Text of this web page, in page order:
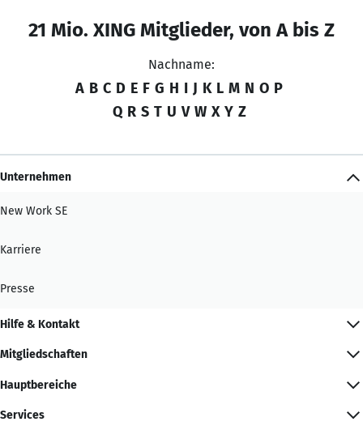
21 Mio. XING Mitglieder, von A bis Z
Nachname:
A B C D E F G H I J K L M N O P
Q R S T U V W X Y Z
Unternehmen
New Work SE
Karriere
Presse
Hilfe & Kontakt
Mitgliedschaften
Hauptbereiche
Services